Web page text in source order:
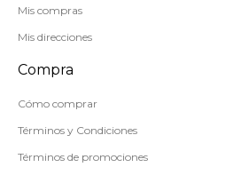
Mis compras
Mis direcciones
Compra
Cómo comprar
Términos y Condiciones
Términos de promociones